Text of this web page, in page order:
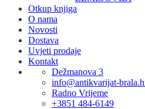
Otkup knjiga
O nama
Novosti
Dostava
Uvjeti prodaje
Kontakt
Dežmanova 3
info@antikvarijat-
Radno Vrijeme
+3851 484-6149